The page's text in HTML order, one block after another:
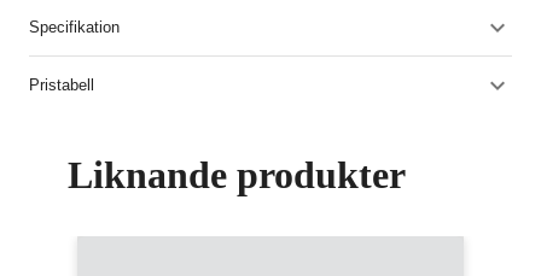
Specifikation
Pristabell
Liknande produkter